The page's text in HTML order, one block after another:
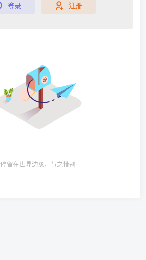
登录 注册
停留在世界边缘，与之惜别